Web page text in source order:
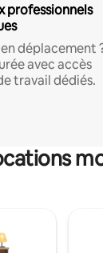
professionnels
déplacement
avec accès
travail dédiés.